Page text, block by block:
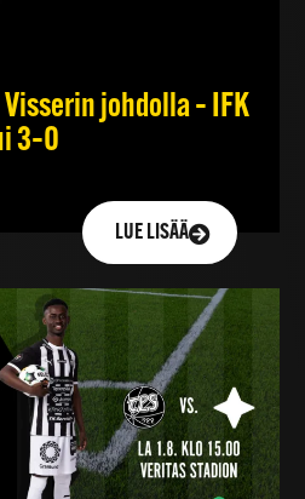
johdolla – IFK
3–0
LUE LISÄÄ